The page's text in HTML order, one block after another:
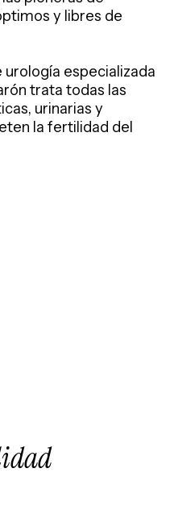
y libres de
especializada
trata todas las
urinarias y
la fertilidad del